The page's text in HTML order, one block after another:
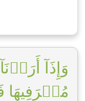
وَإِذَآ
مُتۡرَفِيهَا